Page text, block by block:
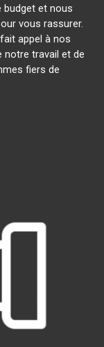
et nous
vous rassurer.
appel à nos
notre travail et de
fiers de